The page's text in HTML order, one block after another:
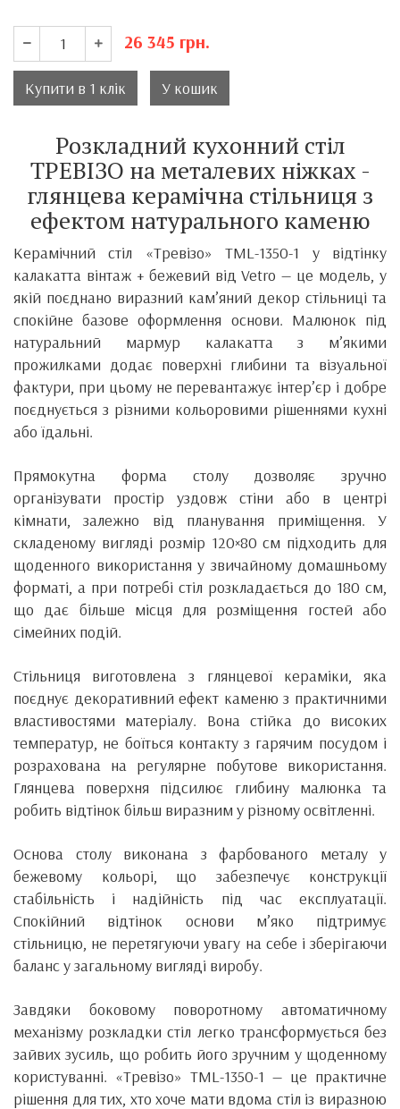
26 345 грн.
Купити в 1 клік У кошик
Розкладний кухонний стіл
ТРЕВІЗО на металевих ніжках -
глянцева керамічна стільниця з
ефектом натурального каменю
Керамічний стіл «Тревізо» TML-1350-1 у відтінку
калакатта вінтаж + бежевий від Vetro — це модель, у
якій поєднано виразний кам’яний декор стільниці та
спокійне базове оформлення основи. Малюнок під
натуральний мармур калакатта з м’якими
прожилками додає поверхні глибини та візуальної
фактури, при цьому не перевантажує інтер’єр і добре
поєднується з різними кольоровими рішеннями кухні
або їдальні.
Прямокутна форма столу дозволяє зручно
організувати простір уздовж стіни або в центрі
кімнати, залежно від планування приміщення. У
складеному вигляді розмір 120×80 см підходить для
щоденного використання у звичайному домашньому
форматі, а при потребі стіл розкладається до 180 см,
що дає більше місця для розміщення гостей або
сімейних подій.
Стільниця виготовлена з глянцевої кераміки, яка
поєднує декоративний ефект каменю з практичними
властивостями матеріалу. Вона стійка до високих
температур, не боїться контакту з гарячим посудом і
розрахована на регулярне побутове використання.
Глянцева поверхня підсилює глибину малюнка та
робить відтінок більш виразним у різному освітленні.
Основа столу виконана з фарбованого металу у
бежевому кольорі, що забезпечує конструкції
стабільність і надійність під час експлуатації.
Спокійний відтінок основи м’яко підтримує
стільницю, не перетягуючи увагу на себе і зберігаючи
баланс у загальному вигляді виробу.
Завдяки боковому поворотному автоматичному
механізму розкладки стіл легко трансформується без
зайвих зусиль, що робить його зручним у щоденному
користуванні. «Тревізо» TML-1350-1 — це практичне
рішення для тих, хто хоче мати вдома стіл із виразною